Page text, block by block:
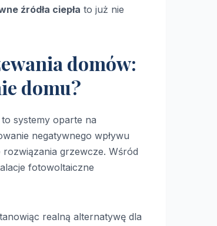
źródła ciepła to już nie
domów:
domu?
systemy oparte na
negatywnego wpływu
grzewcze. Wśród
fotowoltaiczne
realną alternatywę dla